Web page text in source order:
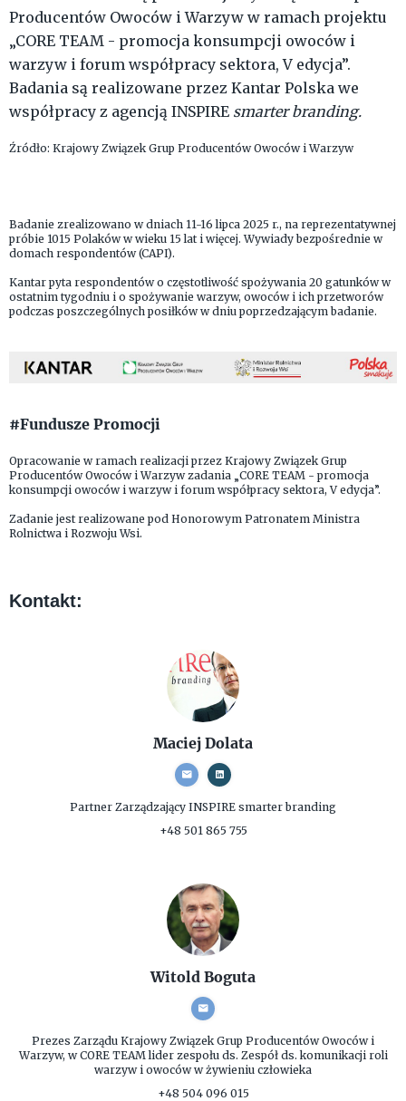
Producentów Owoców i Warzyw w ramach projektu
„CORE TEAM - promocja konsumpcji owoców i
warzyw i forum współpracy sektora, V edycja”.
Badania są realizowane przez Kantar Polska we
współpracy z agencją INSPIRE smarter branding.
Źródło: Krajowy Związek Grup Producentów Owoców i Warzyw
Badanie zrealizowano w dniach 11-16 lipca 2025 r., na reprezentatywnej
próbie 1015 Polaków w wieku 15 lat i więcej. Wywiady bezpośrednie w
domach respondentów (CAPI).
Kantar pyta respondentów o częstotliwość spożywania 20 gatunków w
ostatnim tygodniu i o spożywanie warzyw, owoców i ich przetworów
podczas poszczególnych posiłków w dniu poprzedzającym badanie.
#Fundusze Promocji
Opracowanie w ramach realizacji przez Krajowy Związek Grup
Producentów Owoców i Warzyw zadania „CORE TEAM - promocja
konsumpcji owoców i warzyw i forum współpracy sektora, V edycja”.
Zadanie jest realizowane pod Honorowym Patronatem Ministra
Rolnictwa i Rozwoju Wsi.
Kontakt:
Maciej Dolata
Partner Zarządzający INSPIRE smarter branding
+48 501 865 755
Witold Boguta
Prezes Zarządu Krajowy Związek Grup Producentów Owoców i
Warzyw, w CORE TEAM lider zespołu ds. Zespół ds. komunikacji roli
warzyw i owoców w żywieniu człowieka
+48 504 096 015